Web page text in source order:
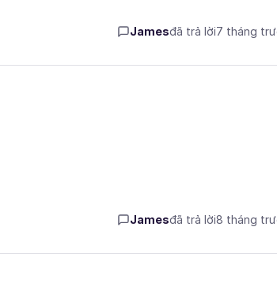
Jamesđã trả lời7 tháng
Jamesđã trả lời8 tháng